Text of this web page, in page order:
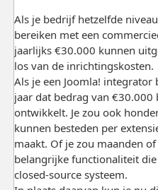
Als je bedrijf hetzelfde
bereiken met een
jaarlijks €30.000 kunnen
los van de inrichtingskosten.
Als je een Joomla!
jaar dat bedrag van €30.000
ontwikkelt. Je zou ook
kunnen besteden per
maakt. Of je zou maanden
belangrijke functionaliteit
closed-source systeem.